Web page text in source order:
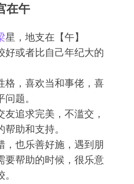
在午
星，地支在【午】
好或者比自己年纪大的
格，喜欢当和事佬，喜
题。
友追求完美，不滥交，
助和支持。
，也乐善好施，遇到朋
要帮助的时候，很乐意